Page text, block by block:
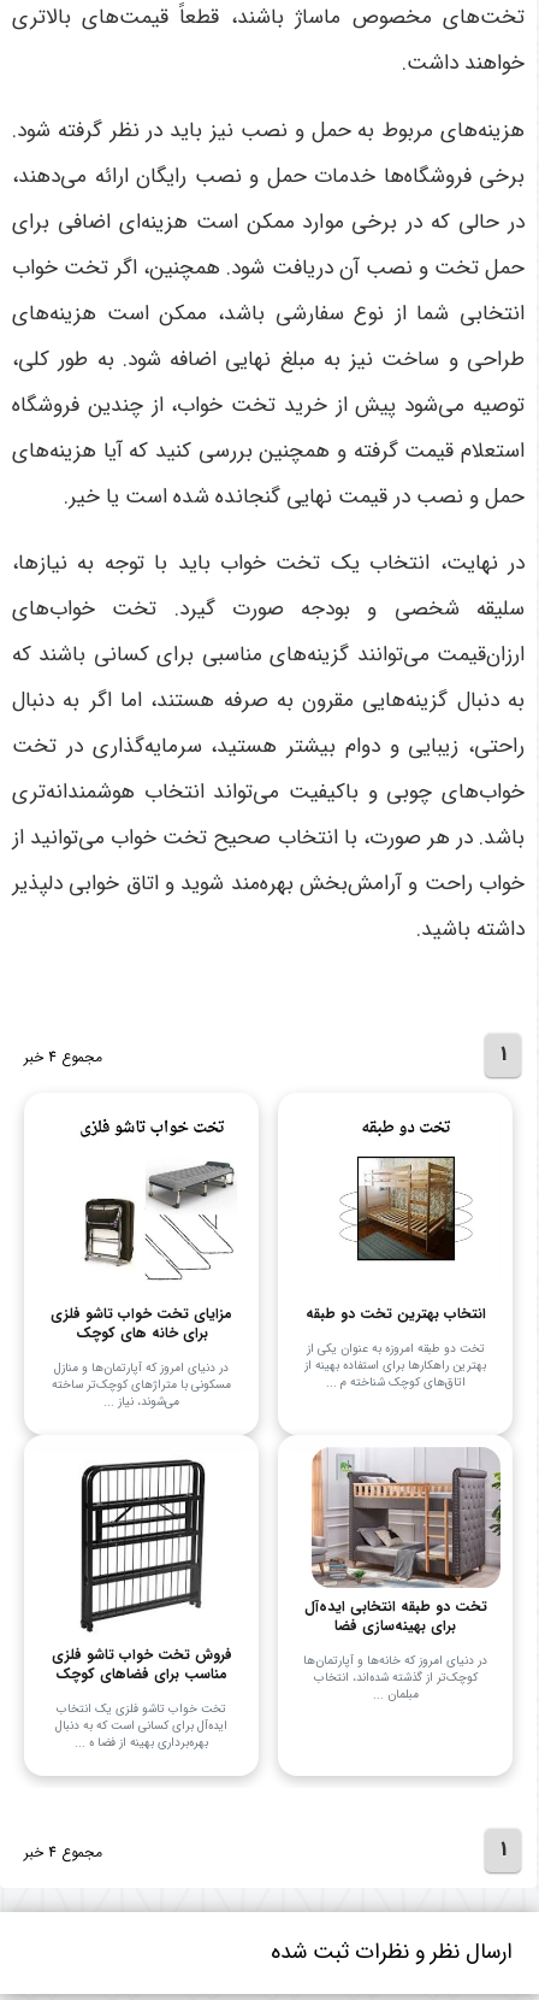
تخت‌های مخصوص ماساژ باشند، قطعاً قیمت‌های بالاتری
خواهند داشت.
هزینه‌های مربوط به حمل و نصب نیز باید در نظر گرفته شود.
برخی فروشگاه‌ها خدمات حمل و نصب رایگان ارائه می‌دهند،
در حالی که در برخی موارد ممکن است هزینه‌ای اضافی برای
حمل تخت و نصب آن دریافت شود. همچنین، اگر تخت خواب
انتخابی شما از نوع سفارشی باشد، ممکن است هزینه‌های
طراحی و ساخت نیز به مبلغ نهایی اضافه شود. به طور کلی،
توصیه می‌شود پیش از خرید تخت خواب، از چندین فروشگاه
استعلام قیمت گرفته و همچنین بررسی کنید که آیا هزینه‌های
حمل و نصب در قیمت نهایی گنجانده شده است یا خیر.
در نهایت، انتخاب یک تخت خواب باید با توجه به نیازها،
سلیقه شخصی و بودجه صورت گیرد. تخت خواب‌های
ارزان‌قیمت می‌توانند گزینه‌های مناسبی برای کسانی باشند که
به دنبال گزینه‌هایی مقرون به صرفه هستند، اما اگر به دنبال
راحتی، زیبایی و دوام بیشتر هستید، سرمایه‌گذاری در تخت
خواب‌های چوبی و باکیفیت می‌تواند انتخاب هوشمندانه‌تری
باشد. در هر صورت، با انتخاب صحیح تخت خواب می‌توانید از
خواب راحت و آرامش‌بخش بهره‌مند شوید و اتاق خوابی دلپذیر
داشته باشید.
1 مجموع 4 خبر
انتخاب بهترین تخت دو طبقه
تخت دو طبقه امروزه به عنوان یکی از
بهترین راهکارها برای استفاده بهینه از
اتاق‌های کوچک شناخته م ...
مزایای تخت خواب تاشو فلزی
برای خانه های کوچک
در دنیای امروز که آپارتمان‌ها و منازل
مسکونی با متراژهای کوچک‌تر ساخته
می‌شوند، نیاز ...
تخت دو طبقه انتخابی ایده‌آل
برای بهینه‌سازی فضا
در دنیای امروز که خانه‌ها و آپارتمان‌ها
کوچک‌تر از گذشته شده‌اند، انتخاب
مبلمان ...
فروش تخت خواب تاشو فلزی
مناسب برای فضاهای کوچک
تخت خواب تاشو فلزی یک انتخاب
ایده‌آل برای کسانی است که به دنبال
بهره‌برداری بهینه از فضا ه ...
1 مجموع 4 خبر
ارسال نظر و نظرات ثبت شده